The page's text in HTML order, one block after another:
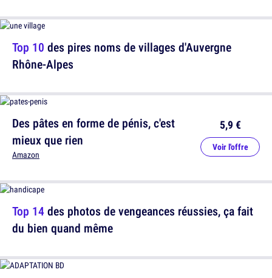
Top 10 des pires noms de villages d'Auvergne
Rhône-Alpes
Top 14des photos de vengeances réussies, ça fait
du bien quand même
Des pâtes en forme de pénis, c'est
mieux que rien
Amazon
5,9 €
Voir l'offre